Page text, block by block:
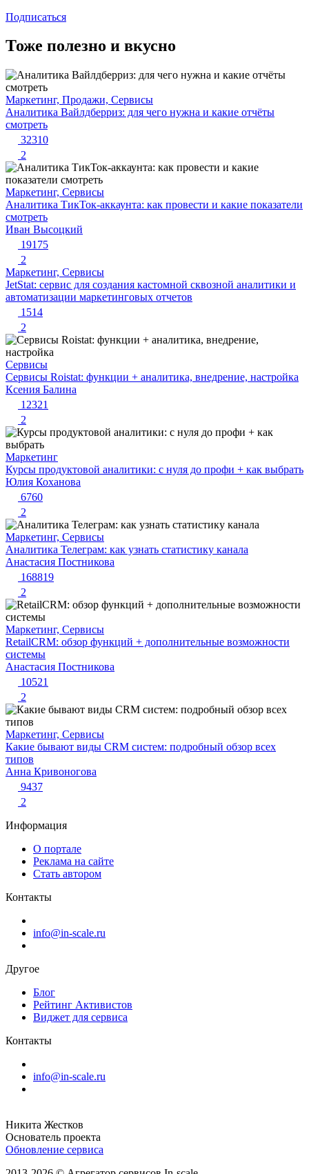
Подписаться
Тоже полезно и вкусно
Маркетинг, Продажи, Сервисы
Аналитика Вайлдберриз: для чего нужна и какие отчёты
смотреть
32310
2
Маркетинг, Сервисы
Аналитика ТикТок-аккаунта: как провести и какие показатели
смотреть
Иван Высоцкий
19175
2
Маркетинг, Сервисы
JetStat: сервис для создания кастомной сквозной аналитики и
автоматизации маркетинговых отчетов
1514
2
Сервисы
Сервисы Roistat: функции + аналитика, внедрение, настройка
Ксения Балина
12321
2
Маркетинг
Курсы продуктовой аналитики: с нуля до профи + как выбрать
Юлия Коханова
6760
2
Маркетинг, Сервисы
Аналитика Телеграм: как узнать статистику канала
Анастасия Постникова
168819
2
Маркетинг, Сервисы
RetailCRM: обзор функций + дополнительные возможности
системы
Анастасия Постникова
10521
2
Маркетинг, Сервисы
Какие бывают виды CRM систем: подробный обзор всех
типов
Анна Кривоногова
9437
2
Информация
О портале
Реклама на сайте
Стать автором
Контакты
info@in-scale.ru
Другое
Блог
Рейтинг Активистов
Виджет для сервиса
Контакты
info@in-scale.ru
Никита Жестков
Основатель проекта
Обновление сервиса